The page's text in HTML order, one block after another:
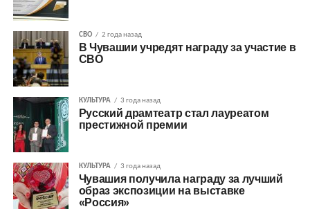
СВО 2 года назад
В Чувашии учредят награду за участие в
СВО
КУЛЬТУРА 3 года назад
Русский драмтеатр стал лауреатом
престижной премии
КУЛЬТУРА 3 года назад
Чувашия получила награду за лучший
образ экспозиции на выставке
«Россия»